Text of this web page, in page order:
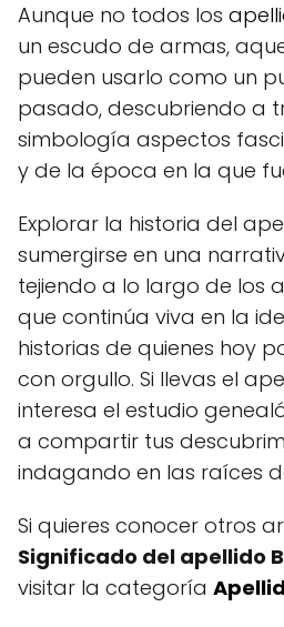
Aunque no todos los
un escudo de armas,
pueden usarlo como un
pasado, descubriendo a
simbología aspectos
y de la época en la que
Explorar la historia del
sumergirse en una
tejiendo a lo largo de los
que continúa viva en la
historias de quienes hoy
con orgullo. Si llevas el
interesa el estudio
a compartir tus
indagando en las raíces
Si quieres conocer otros
Significado del apellido
visitar la categoría